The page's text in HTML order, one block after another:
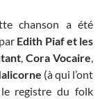
chanson a été
Edith Piaf et les
, Cora Vocaire,
(à qui l’ont
registre du folk